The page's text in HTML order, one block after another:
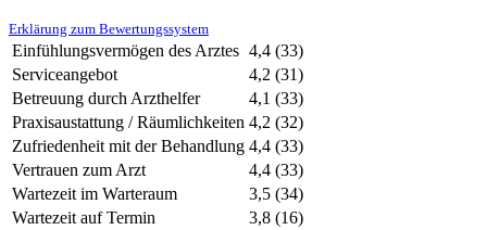
Erklärung zum Bewertungssystem
Einfühlungsvermögen des Arztes 4,4 (33)
Serviceangebot
4,2 (31)
Betreuung durch Arzthelfer
4,1 (33)
Praxisaustattung / Räumlichkeiten 4,2 (32)
Zufriedenheit mit der Behandlung 4,4 (33)
Vertrauen zum Arzt
4,4 (33)
Wartezeit im Warteraum
3,5 (34)
Wartezeit auf Termin
3,8 (16)